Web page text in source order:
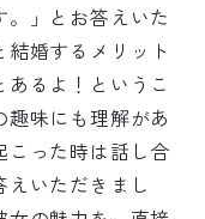
」とお答えいた
婚するメリット
るよ！というこ
味にも理解があ
こった時は話し合
いただきまし